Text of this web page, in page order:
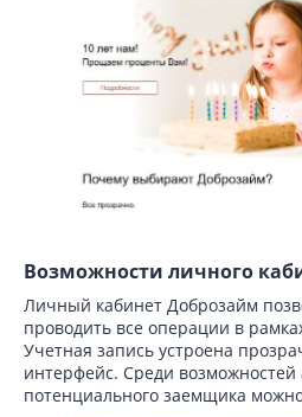
Возможности личного
Личный кабинет Доброзайм
проводить все операции в
Учетная запись устроена
интерфейс. Среди возможностей
потенциального заемщика